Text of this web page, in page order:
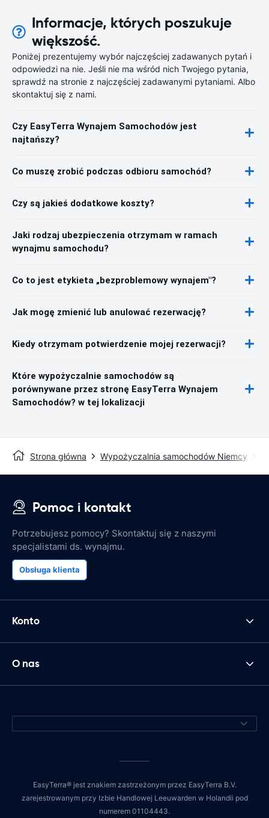
Informacje, których poszukuje
większość.
Poniżej prezentujemy wybór najczęściej zadawanych pytań i
odpowiedzi na nie. Jeśli nie ma wśród nich Twojego pytania,
sprawdź na stronie z najczęściej zadawanymi pytaniami. Albo
skontaktuj się z nami.
Czy EasyTerra Wynajem Samochodów jest
najtańszy?
Co muszę zrobić podczas odbioru samochód?
Czy są jakieś dodatkowe koszty?
Jaki rodzaj ubezpieczenia otrzymam w ramach
wynajmu samochodu?
Co to jest etykieta „bezproblemowy wynajem"?
Jak mogę zmienić lub anulować rezerwację?
Kiedy otrzymam potwierdzenie mojej rezerwacji?
Które wypożyczalnie samochodów są
porównywane przez stronę EasyTerra Wynajem
Samochodów? w tej lokalizacji
Strona główna Wypożyczalnia samochodów Niemcy
Pomoc i kontakt
Potrzebujesz pomocy? Skontaktuj się z naszymi
specjalistami ds. wynajmu.
Obsługa klienta
Konto
O nas
EasyTerra® jest znakiem zastrzeżonym przez EasyTerra B.V.
zarejestrowanym przy Izbie Handlowej Leeuwarden w Holandii pod
numerem 01104443.